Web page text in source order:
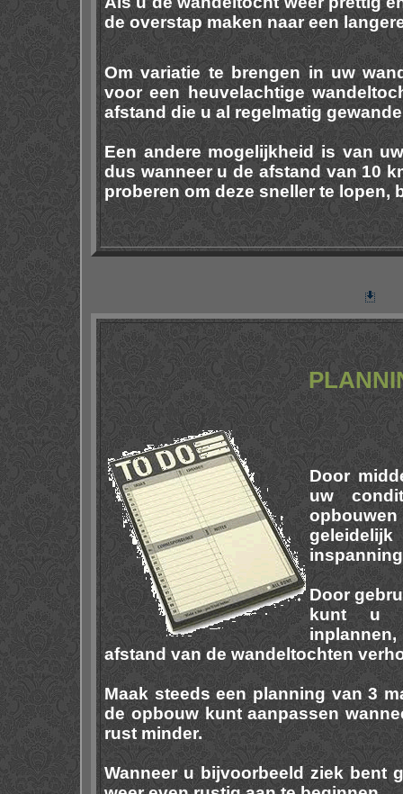
de overstap maken naar een
Om variatie te brengen in uw
voor een heuvelachtige
afstand die u al regelmatig
Een andere mogelijkheid is van
dus wanneer u de afstand van 10
proberen om deze sneller te lopen,
Door
uw
Door
kunt u
afstand van de wandeltochten
Maak steeds een planning van 3
de opbouw kunt aanpassen
rust minder.
Wanneer u bijvoorbeeld ziek bent